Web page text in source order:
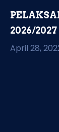
2026/
April 28,